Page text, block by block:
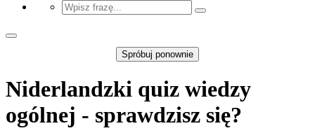
Spróbuj ponownie
Niderlandzki quiz wiedzy
ogólnej - sprawdzisz się?